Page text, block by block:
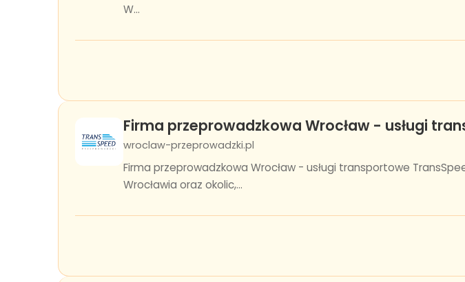
W...
Firma przeprowadzkowa Wrocław - usługi
wroclaw-przeprowadzki.pl
Firma przeprowadzkowa Wrocław - usługi transportowe
Wrocławia oraz okolic,...